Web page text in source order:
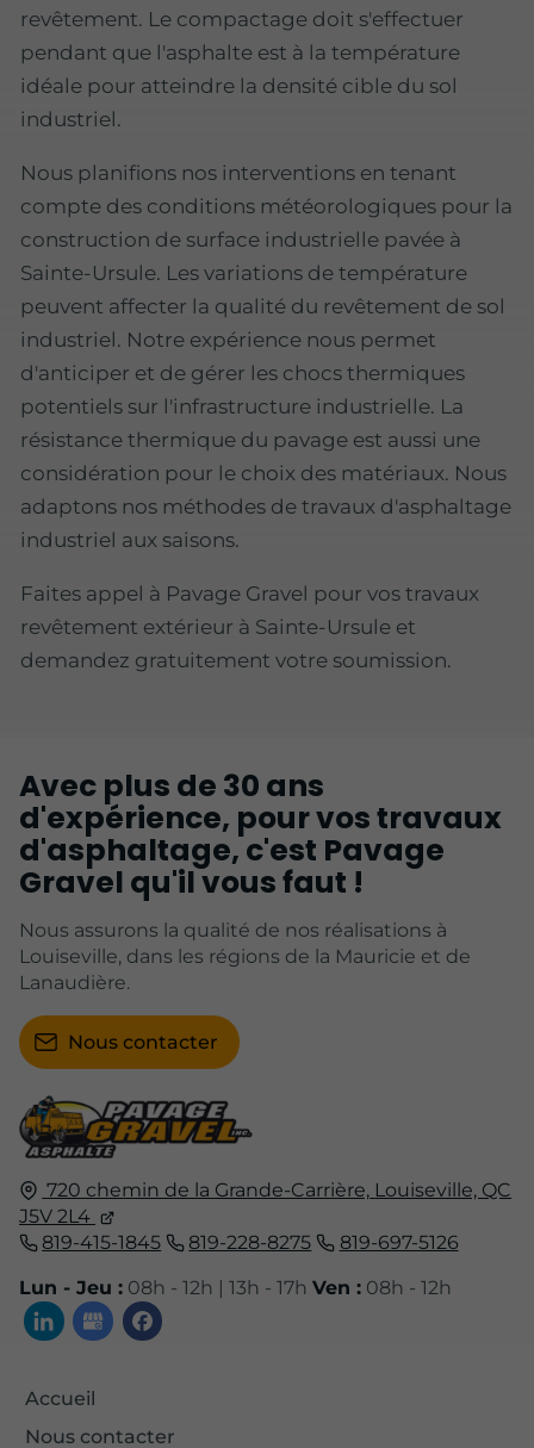
revêtement. Le compactage doit s'effectuer
pendant que l'asphalte est à la température
idéale pour atteindre la densité cible du sol
industriel.
Nous planifions nos interventions en tenant
compte des conditions météorologiques pour la
construction de surface industrielle pavée à
Sainte-Ursule. Les variations de température
peuvent affecter la qualité du revêtement de sol
industriel. Notre expérience nous permet
d'anticiper et de gérer les chocs thermiques
potentiels sur l'infrastructure industrielle. La
résistance thermique du pavage est aussi une
considération pour le choix des matériaux. Nous
adaptons nos méthodes de travaux d'asphaltage
industriel aux saisons.
Faites appel à Pavage Gravel pour vos travaux
revêtement extérieur à Sainte-Ursule et
demandez gratuitement votre soumission.
720 chemin de la Grande-Carrière, Louiseville, QC
J5V 2L4
819-415-1845
819-228-8275
819-697-5126
Lun - Jeu : 08h - 12h | 13h - 17h Ven : 08h - 12h
Accueil
Nous contacter
Avec plus de 30 ans
d'expérience, pour vos travaux
d'asphaltage, c'est Pavage
Gravel qu'il vous faut !
Nous assurons la qualité de nos réalisations à
Louiseville, dans les régions de la Mauricie et de
Lanaudière.
Nous contacter